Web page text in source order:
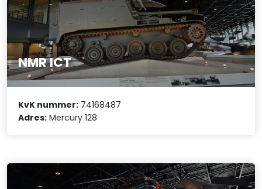
NMR ICT
KvK nummer: 74168487
Adres: Mercury 128